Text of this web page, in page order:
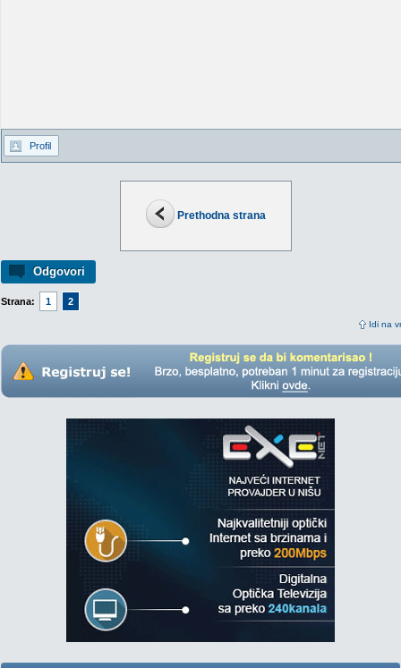
Prethodna strana
Odgovori
Strana: 1 2
Idi na
Profil